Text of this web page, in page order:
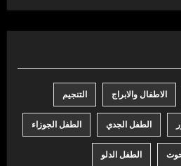
الاطفال والابراج التنجيم
الطفل الجدي الطفل الجوزاء
الطفل الدلو